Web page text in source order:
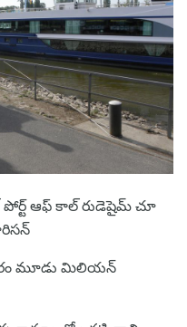
పోర్ట్ ఆఫ్ కాల్ రుడెషైమ్ చూ
మూడు మిలియన్